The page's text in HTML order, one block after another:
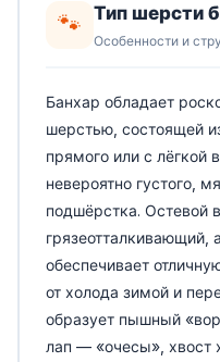
🐾 Тип шерсти
Особенности и
Банхар обладает
шерстью, состоящей
прямого или с лёгкой
невероятно густого,
подшёрстка. Остевой
грязеотталкивающий,
обеспечивает
от холода зимой и
образует пышный
лап — «очесы», хвост